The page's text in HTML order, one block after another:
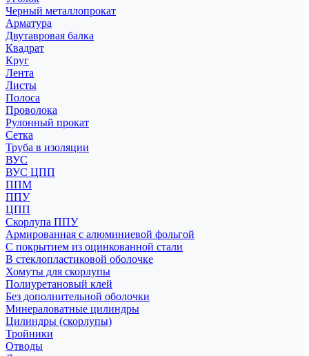
Черный металлопрокат
Арматура
Двутавровая балка
Квадрат
Круг
Лента
Листы
Полоса
Проволока
Рулонный прокат
Сетка
Труба в изоляции
ВУС
ВУС ЦПП
ППМ
ППУ
ЦПП
Скорлупа ППУ
Армированная с алюминиевой фольгой
С покрытием из оцинкованной стали
В стеклопластиковой оболочке
Хомуты для скорлупы
Полиуретановый клей
Без дополнительной оболочки
Минераловатные цилиндры
Цилиндры (скорлупы)
Тройники
Отводы